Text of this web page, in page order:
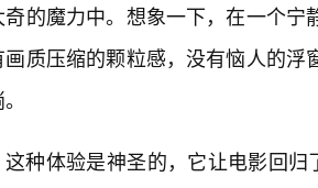
奇的魔力中。想象一下，在一个
画质压缩的颗粒感，没有恼人的
这种体验是神圣的，它让电影回归